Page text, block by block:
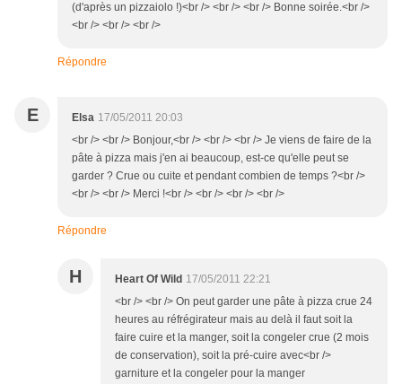
(d'après un pizzaiolo !)<br /> <br /> <br /> Bonne soirée.<br />
<br /> <br /> <br />
Répondre
E Elsa 17/05/2011 20:03
<br /> <br /> Bonjour,<br /> <br /> <br /> Je viens de faire de la
pâte à pizza mais j'en ai beaucoup, est-ce qu'elle peut se
garder ? Crue ou cuite et pendant combien de temps ?<br />
<br /> <br /> Merci !<br /> <br /> <br /> <br />
Répondre
H Heart Of Wild 17/05/2011 22:21
<br /> <br /> On peut garder une pâte à pizza crue 24
heures au réfrégirateur mais au delà il faut soit la
faire cuire et la manger, soit la congeler crue (2 mois
de conservation), soit la pré-cuire avec<br />
garniture et la congeler pour la manger